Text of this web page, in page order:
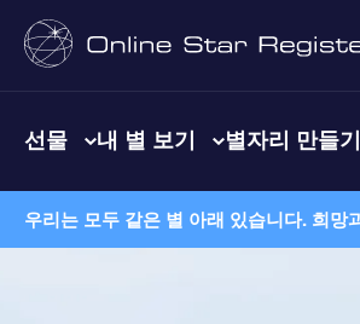
선물 내 별 보기 별자리 만들기
우리는 모두 같은 별 아래 있습니다. 희망